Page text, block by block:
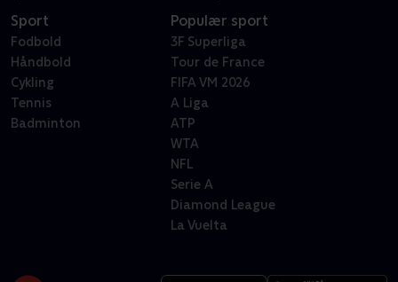
Sport
Fodbold
Håndbold
Cykling
Tennis
Badminton
Populær sport
3F Superliga
Tour de France
FIFA VM 2026
A Liga
ATP
WTA
NFL
Serie A
Diamond League
La Vuelta